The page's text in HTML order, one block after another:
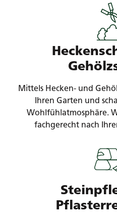
Mittels Hecken- und
Ihren Garten und
Wohlfühlatmosphäre.
fachgerecht nach